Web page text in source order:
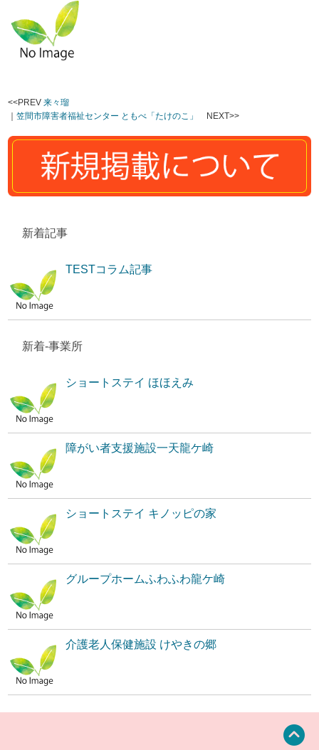
<<PREV来々瑠
｜笠間市障害者福祉センター ともべ「たけのこ」 NEXT>>
新着記事
TESTコラム記事
新着-事業所
ショートステイ ほほえみ
障がい者支援施設一天龍ケ崎
ショートステイ キノッピの家
グループホームふわふわ龍ケ崎
介護老人保健施設 けやきの郷